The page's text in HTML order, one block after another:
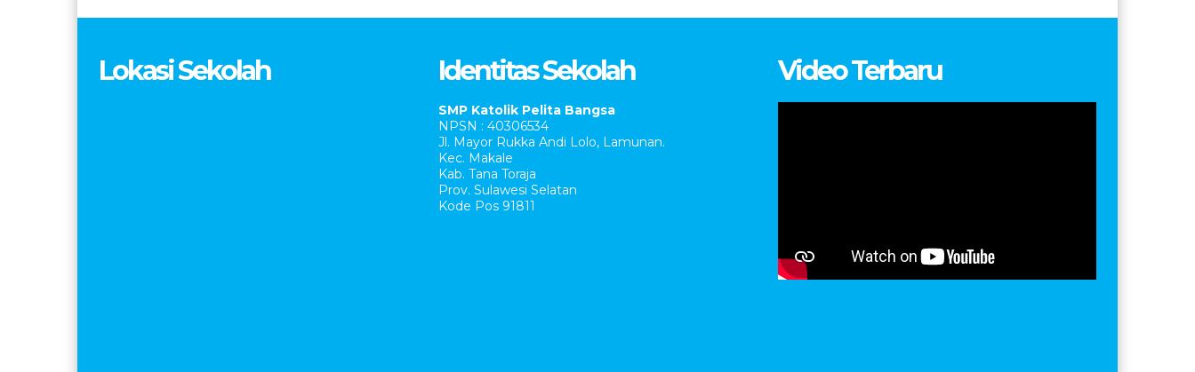
Lokasi Sekolah Identitas Sekolah
SMP Katolik Pelita Bangsa
NPSN : 40306534
Jl. Mayor Rukka Andi Lolo, Lamunan.
Kec. Makale
Kab. Tana Toraja
Prov. Sulawesi Selatan
Kode Pos 91811
Video Terbaru